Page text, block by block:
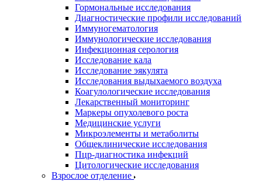
Гормональные исследования
Диагностические профили исследований
Иммуногематология
Иммунологические исследования
Инфекционная серология
Исследование кала
Исследование эякулята
Исследования выдыхаемого воздуха
Коагулологические исследования
Лекарственный мониторинг
Маркеры опухолевого роста
Медицинские услуги
Микроэлементы и метаболиты
Общеклинические исследования
Пцр-диагностика инфекций
Цитологические исследования
Взрослое отделение